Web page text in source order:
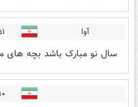
آوا
سال نو مبارک باشد بچه های